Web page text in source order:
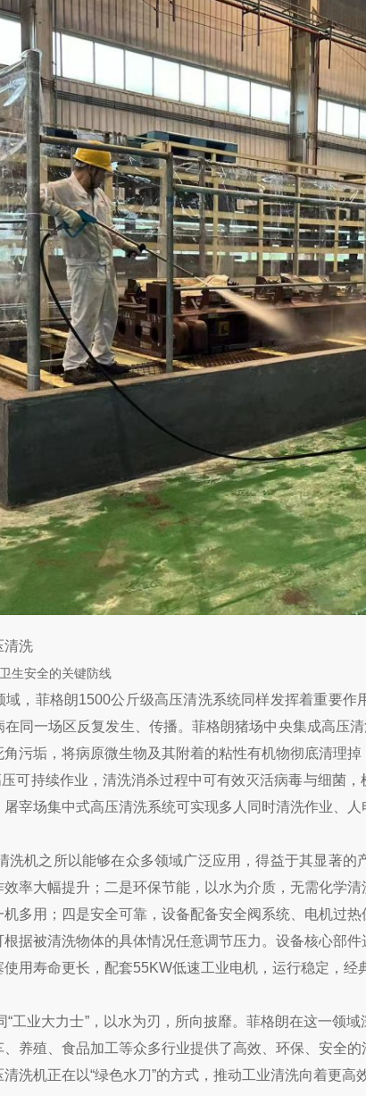
清洗
生安全的关键防线
域，菲格朗1500公斤级高压清洗系统同样发挥着重要
同一场区反复发生、传播。菲格朗猪场中央集成高压
污垢，将病原微生物及其附着的粘性有机物彻底清理
可持续作业，清洗消杀过程中可有效灭活病毒与细菌
宰场集中式高压清洗系统可实现多人同时清洗作业、人
洗机之所以能够在众多领域广泛应用，得益于其显著
率大幅提升；二是环保节能，以水为介质，无需化学
多用；四是安全可靠，设备配备安全阀系统、电机过
据被清洗物体的具体情况任意调节压力。设备核心部
用寿命更长，配套55KW低速工业电机，运行稳定，经
“工业大力士”，以水为刃，所向披靡。菲格朗在这一领
养殖、食品加工等众多行业提供了高效、环保、安全
洗机正在以“绿色水刀”的方式，推动工业清洗向着更高